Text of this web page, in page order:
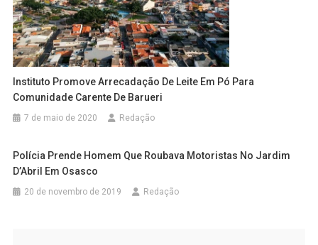
Instituto Promove Arrecadação De Leite Em Pó Para
Comunidade Carente De Barueri
7 de maio de 2020 Redação
Polícia Prende Homem Que Roubava Motoristas No Jardim
D’Abril Em Osasco
20 de novembro de 2019 Redação